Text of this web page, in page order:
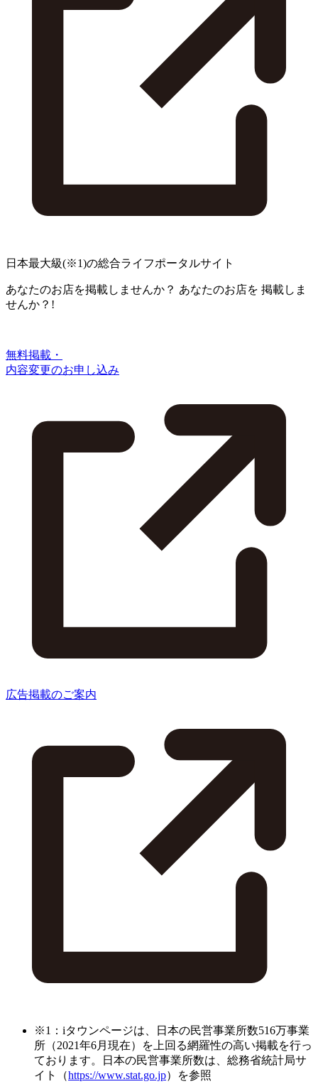
日本最大級(※1)の総合ライフポータルサイト
あなたのお店を掲載しませんか？ あなたのお店を 掲載しま
せんか？!
無料掲載・
内容変更のお申し込み
広告掲載のご案内
※1：iタウンページは、日本の民営事業所数516万事業
所（2021年6月現在）を上回る網羅性の高い掲載を行っ
ております。日本の民営事業所数は、総務省統計局サ
イト（https://www.stat.go.jp）を参照